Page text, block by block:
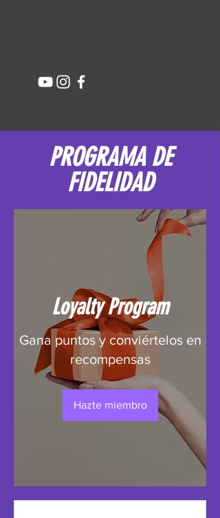
PROGRAMA DE
FIDELIDAD
Loyalty Program
Gana puntos y conviértelos en
recompensas
Hazte miembro